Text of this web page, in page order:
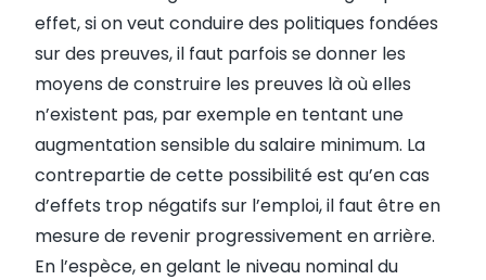
effet, si on veut conduire des politiques fondées
sur des preuves, il faut parfois se donner les
moyens de construire les preuves là où elles
n’existent pas, par exemple en tentant une
augmentation sensible du salaire minimum. La
contrepartie de cette possibilité est qu’en cas
d’effets trop négatifs sur l’emploi, il faut être en
mesure de revenir progressivement en arrière.
En l’espèce, en gelant le niveau nominal du